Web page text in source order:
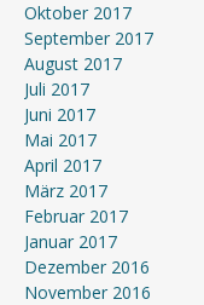
Oktober 2017
September 2017
August 2017
Juli 2017
Juni 2017
Mai 2017
April 2017
März 2017
Februar 2017
Januar 2017
Dezember 2016
November 2016